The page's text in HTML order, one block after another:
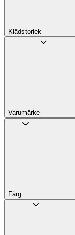
Klädstorlek
Varumärke
Färg